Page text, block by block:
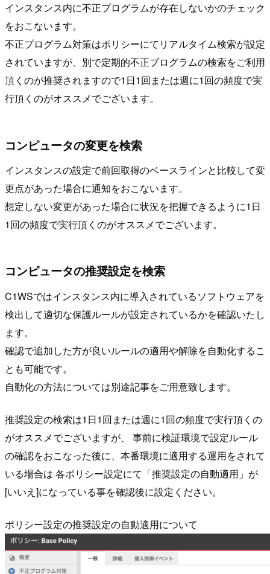
インスタンス内に不正プログラムが存在しないかのチェック
をおこないます。
不正プログラム対策はポリシーにてリアルタイム検索が設定
されていますが、別で定期的不正プログラムの検索をご利用
頂くのが推奨されますので1日1回または週に1回の頻度で実
行頂くのがオススメでございます。
コンピュータの変更を検索
インスタンスの設定で前回取得のベースラインと比較して変
更点があった場合に通知をおこないます。
想定しない変更があった場合に状況を把握できるように1日
1回の頻度で実行頂くのがオススメでございます。
コンピュータの推奨設定を検索
C1WSではインスタンス内に導入されているソフトウェアを
検出して適切な保護ルールが設定されているかを確認いたし
ます。
確認で追加した方が良いルールの適用や解除を自動化するこ
とも可能です。
自動化の方法については別途記事をご用意致します。
推奨設定の検索は1日1回または週に1回の頻度で実行頂くの
がオススメでございますが、 事前に検証環境で設定ルール
の確認をおこなった後に、本番環境に適用する運用をされて
いる場合は 各ポリシー設定にて「推奨設定の自動適用」が
[いいえ]になっている事を確認後に設定ください。
ポリシー設定の推奨設定の自動適用について